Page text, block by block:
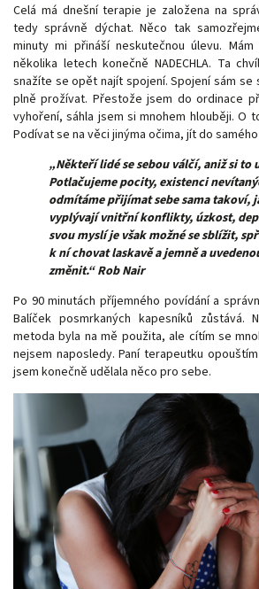
Celá má dnešní terapie je založena na
tedy správně dýchat. Něco tak
minuty mi přináší neskutečnou úlevu.
několika letech konečně NADECHLA. Ta
snažíte se opět najít spojení. Spojení sám
plně prožívat. Přestože jsem do ordinace
vyhoření, sáhla jsem si mnohem hlouběji. O
Podívat se na věci jinýma očima, jít do
„Někteří lidé se sebou válčí, aniž si to
Potlačujeme pocity, existenci
odmítáme přijímat sebe sama takoví,
vyplývají vnitřní konflikty, úzkost,
svou myslí je však možné se sblížit,
k ní chovat laskavě a jemně a
změnit.“ Rob Nair
Po 90 minutách příjemného povídání a
Balíček posmrkaných kapesníků zůstává.
metoda byla na mě použita, ale cítím se
nejsem naposledy. Paní terapeutku
jsem konečně udělala něco pro sebe.